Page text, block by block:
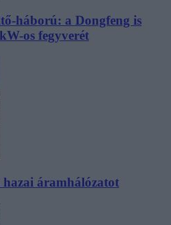
háború: a Dongfeng is
os fegyverét
hazai áramhálózatot